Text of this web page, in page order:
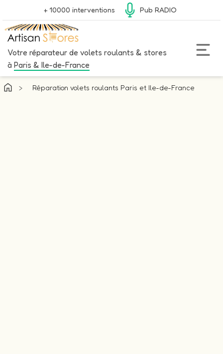
+ 10000 interventions Pub RADIO
Votre réparateur de volets roulants & stores
à Paris & Ile-de-France
> Réparation volets roulants Paris et Ile-de-France